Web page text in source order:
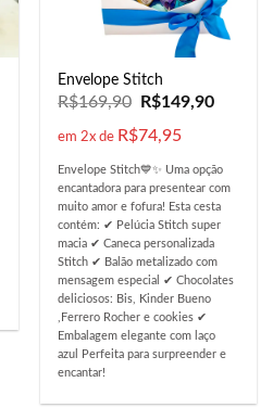
Envelope Stitch
R$169,90 R$149,90
em 2x de R$74,95
Envelope Stitch💙✨ Uma opção
encantadora para presentear com
muito amor e fofura! Esta cesta
contém: ✔ Pelúcia Stitch super
macia ✔ Caneca personalizada
Stitch ✔ Balão metalizado com
mensagem especial ✔ Chocolates
deliciosos: Bis, Kinder Bueno
,Ferrero Rocher e cookies ✔
Embalagem elegante com laço
azul Perfeita para surpreender e
encantar!